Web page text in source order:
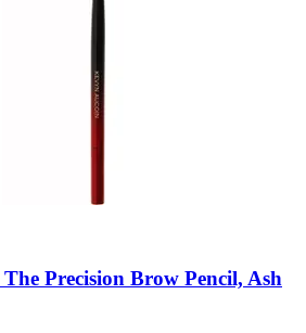
The Precision Brow Pencil, Ash